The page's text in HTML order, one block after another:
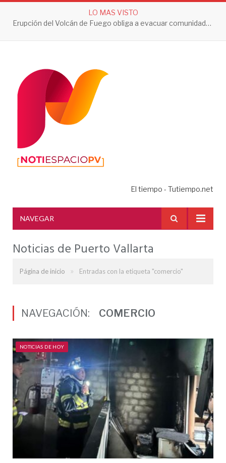
LO MAS VISTO
Erupción del Volcán de Fuego obliga a evacuar comunidades y mantiene en alerta a Guatemala
El tiempo - Tutiempo.net
NAVEGAR
Noticias de Puerto Vallarta
Página de inicio » Entradas con la etiqueta "comercio"
NAVEGACIÓN: COMERCIO
NOTICIAS DE HOY